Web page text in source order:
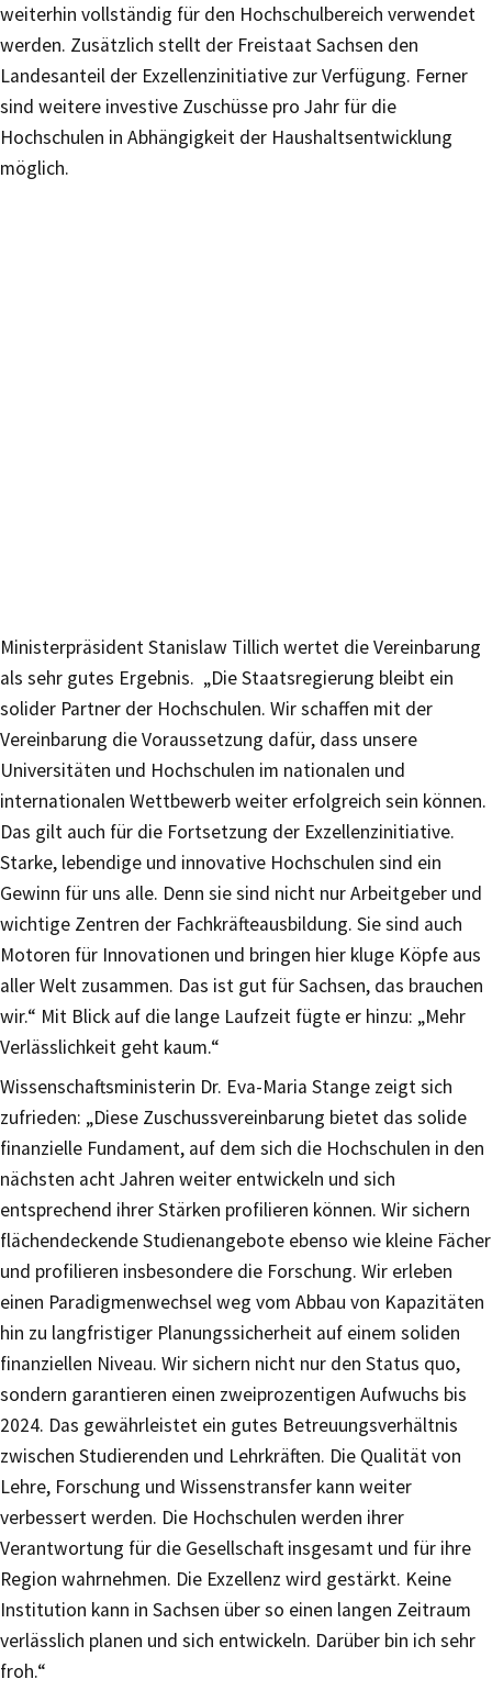
weiterhin vollständig für den Hochschulbereich verwendet
werden. Zusätzlich stellt der Freistaat Sachsen den
Landesanteil der Exzellenzinitiative zur Verfügung. Ferner
sind weitere investive Zuschüsse pro Jahr für die
Hochschulen in Abhängigkeit der Haushaltsentwicklung
möglich.
Ministerpräsident Stanislaw Tillich wertet die Vereinbarung
als sehr gutes Ergebnis. „Die Staatsregierung bleibt ein
solider Partner der Hochschulen. Wir schaffen mit der
Vereinbarung die Voraussetzung dafür, dass unsere
Universitäten und Hochschulen im nationalen und
internationalen Wettbewerb weiter erfolgreich sein können.
Das gilt auch für die Fortsetzung der Exzellenzinitiative.
Starke, lebendige und innovative Hochschulen sind ein
Gewinn für uns alle. Denn sie sind nicht nur Arbeitgeber und
wichtige Zentren der Fachkräfteausbildung. Sie sind auch
Motoren für Innovationen und bringen hier kluge Köpfe aus
aller Welt zusammen. Das ist gut für Sachsen, das brauchen
wir.“ Mit Blick auf die lange Laufzeit fügte er hinzu: „Mehr
Verlässlichkeit geht kaum.“
Wissenschaftsministerin Dr. Eva-Maria Stange zeigt sich
zufrieden: „Diese Zuschussvereinbarung bietet das solide
finanzielle Fundament, auf dem sich die Hochschulen in den
nächsten acht Jahren weiter entwickeln und sich
entsprechend ihrer Stärken profilieren können. Wir sichern
flächendeckende Studienangebote ebenso wie kleine Fächer
und profilieren insbesondere die Forschung. Wir erleben
einen Paradigmenwechsel weg vom Abbau von Kapazitäten
hin zu langfristiger Planungssicherheit auf einem soliden
finanziellen Niveau. Wir sichern nicht nur den Status quo,
sondern garantieren einen zweiprozentigen Aufwuchs bis
2024. Das gewährleistet ein gutes Betreuungsverhältnis
zwischen Studierenden und Lehrkräften. Die Qualität von
Lehre, Forschung und Wissenstransfer kann weiter
verbessert werden. Die Hochschulen werden ihrer
Verantwortung für die Gesellschaft insgesamt und für ihre
Region wahrnehmen. Die Exzellenz wird gestärkt. Keine
Institution kann in Sachsen über so einen langen Zeitraum
verlässlich planen und sich entwickeln. Darüber bin ich sehr
froh.“